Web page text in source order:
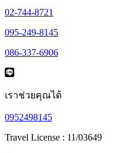
02-744-8721
095-249-8145
086-337-6906
เราช่วยคุณได้
0952498145
Travel License : 11/03649